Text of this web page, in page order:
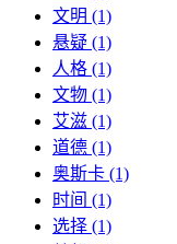
文明 (1)
悬疑 (1)
人格 (1)
文物 (1)
艾滋 (1)
道德 (1)
奥斯卡 (1)
时间 (1)
选择 (1)